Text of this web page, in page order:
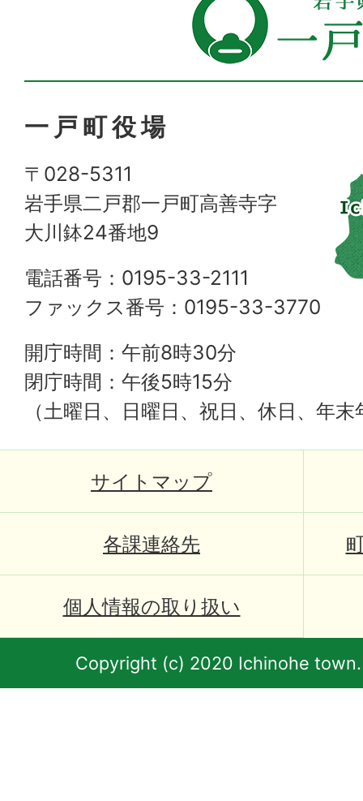
一戸町役場
〒028-5311
岩手県二戸郡一戸町高善寺字
大川鉢24番地9
電話番号：0195-33-2111
ファックス番号：0195-33-3770
開庁時間：午前8時30分
閉庁時間：午後5時15分
（土曜日、日曜日、祝日、休日、年
サイトマップ
各課連絡先
個人情報の取り扱い
Copyright (c) 2020 Ichinohe